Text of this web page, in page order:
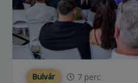
Bulvár 7 perc